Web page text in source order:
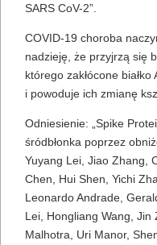
SARS CoV-2”.
COVID-19 choroba
nadzieję, że przyjrzą się
którego zakłócone
i powoduje ich zmianę
Odniesienie: „Spike
śródbłonka poprzez
Yuyang Lei, Jiao Zhang,
Chen, Hui Shen, Yichi
Leonardo Andrade,
Lei, Hongliang Wang, Jin
Malhotra, Uri Manor,